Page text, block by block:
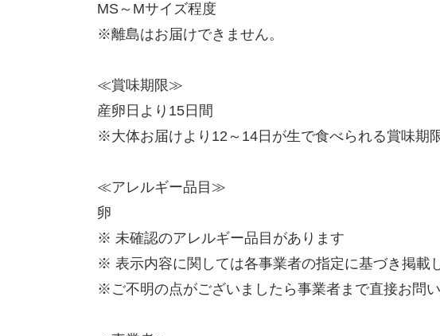
MS～Mサイズ程度
※離島はお届けできません。
≪賞味期限≫
産卵日より15日間
※大体お届けより12～14日が生で食べられる賞味期
≪アレルギー品目≫
卵
※ 未確認のアレルギー品目があります
※ 表示内容に関しては各事業者の指定に基づき掲載
※ご不明の点がございましたら事業者まで直接お問い